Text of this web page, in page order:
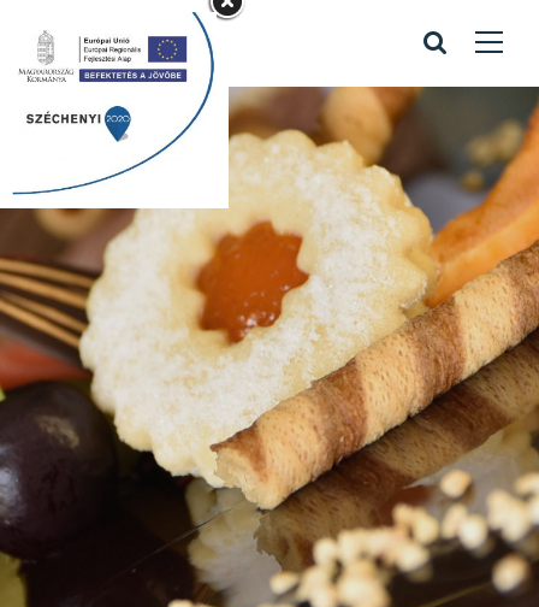
Édes, színes
finomságok
gyermek napra
Édes, színes finomságok gyermek napra